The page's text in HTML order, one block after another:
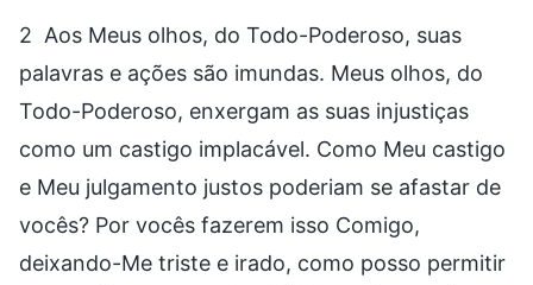
2 Aos Meus olhos, do Todo-Poderoso, suas
palavras e ações são imundas. Meus olhos, do
Todo-Poderoso, enxergam as suas injustiças
como um castigo implacável. Como Meu castigo
e Meu julgamento justos poderiam se afastar de
vocês? Por vocês fazerem isso Comigo,
deixando-Me triste e irado, como posso permitir